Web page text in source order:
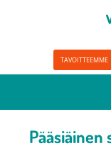
TAVOITTEEMME
Pääsiäinen